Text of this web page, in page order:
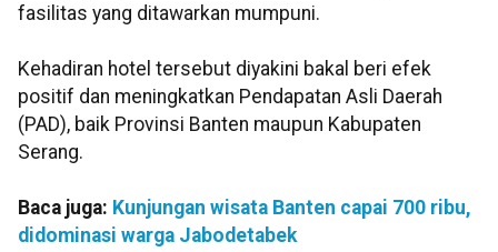
fasilitas yang ditawarkan mumpuni.
Kehadiran hotel tersebut diyakini bakal beri efek
positif dan meningkatkan Pendapatan Asli Daerah
(PAD), baik Provinsi Banten maupun Kabupaten
Serang.
Baca juga: Kunjungan wisata Banten capai 700 ribu,
didominasi warga Jabodetabek